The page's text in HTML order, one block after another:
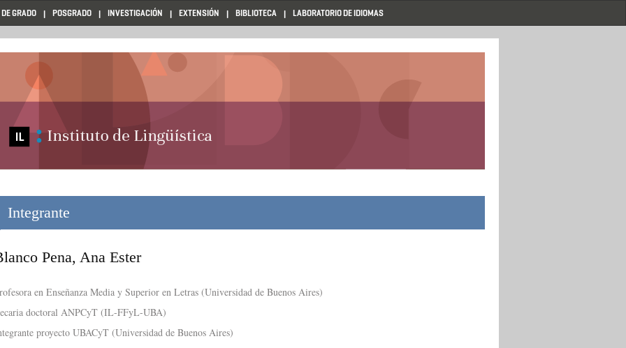
GRADO POSGRADO INVESTIGACIÓN EXTENSIÓN BIBLIOTECA LABORATORIO DE IDIOMAS
Integrante
Pena, Ana Ester
en Enseñanza Media y Superior en Letras (Universidad de Buenos Aires)
doctoral ANPCyT (IL-FFyL-UBA)
proyecto UBACyT (Universidad de Buenos Aires)